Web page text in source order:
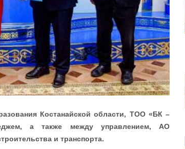
Костанайской области, ТОО «БК –
а также между управлением, АО
и транспорта.